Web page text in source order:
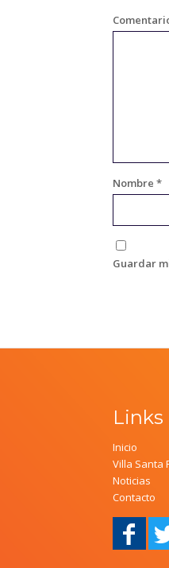
Nombre *
Guardar
Links
Inicio
Villa Santa
Noticias
Contacto